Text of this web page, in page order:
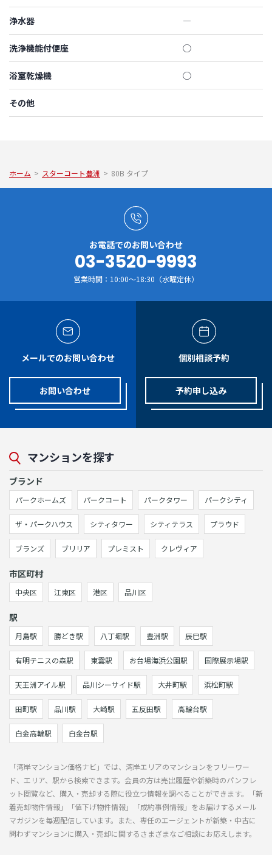
浄水器 ―
洗浄機能付便座 ◯
浴室乾燥機 ◯
その他
ホーム > スターコート豊洲 > 80B タイプ
お電話でのお問い合わせ
03-3520-9993
営業時間：10:00～18:30（水曜定休）
メールでのお問い合わせ
お問い合わせ
個別相談予約
予約申し込み
マンションを探す
ブランド
パークホームズ パークコート パークタワー パークシティ
ザ・パークハウス シティタワー シティテラス プラウド
ブランズ ブリリア プレミスト クレヴィア
市区町村
中央区 江東区 港区 品川区
駅
月島駅 勝どき駅 八丁堀駅 豊洲駅 辰巳駅
有明テニスの森駅 東雲駅 お台場海浜公園駅 国際展示場駅
天王洲アイル駅 品川シーサイド駅 大井町駅 浜松町駅
田町駅 品川駅 大崎駅 五反田駅 高輪台駅
白金高輪駅 白金台駅
「湾岸マンション価格ナビ」では、湾岸エリアのマンションをフリーワー
ド、エリア、駅から検索できます。会員の方は売出履歴や新築時のパンフレ
ット閲覧など、購入・売却する際に役立つ情報を調べることができます。「新
着売却物件情報」「値下げ物件情報」「成約事例情報」をお届けするメール
マガジンを毎週配信しています。また、専任のエージェントが新築・中古に
問わずマンションに購入・売却に関するさまざまなご相談にお応えします。